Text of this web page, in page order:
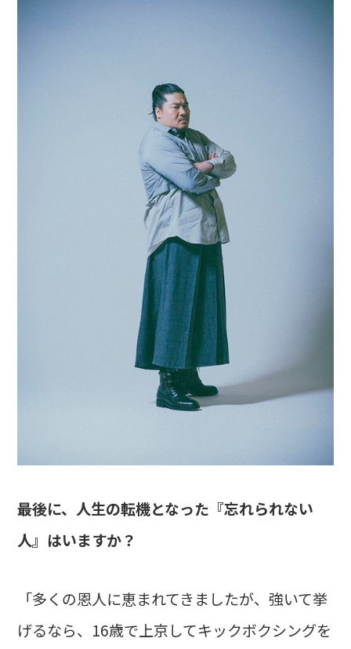
――最後に、人生の転機となった『忘れられない
人』はいますか？
「多くの恩人に恵まれてきましたが、強いて挙
げるなら、16歳で上京してキックボクシングを